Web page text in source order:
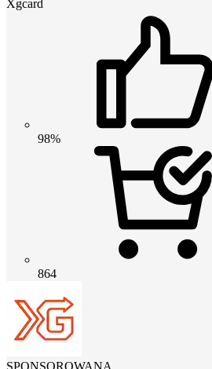
Xgcard
98%
864
SPONSOROWANA